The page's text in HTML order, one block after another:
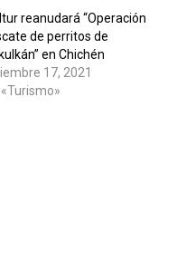
reanudará “Operación
de perritos de
en Chichén
17, 2021
«Turismo»